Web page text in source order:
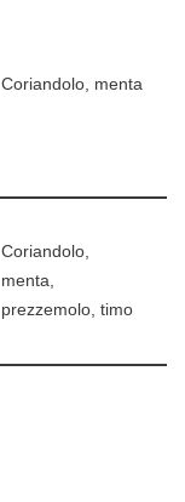
Coriandolo, menta
Coriandolo,
menta,
prezzemolo, timo